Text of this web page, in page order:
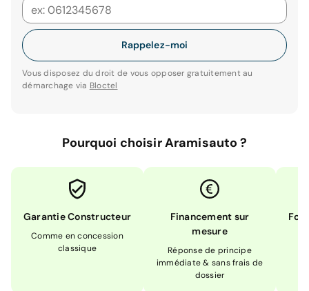
Rappelez-moi
Vous disposez du droit de vous opposer gratuitement au
démarchage via Bloctel
Pourquoi choisir Aramisauto ?
Garantie Constructeur
Comme en concession
classique
Financement sur
mesure
Réponse de principe
immédiate & sans frais de
dossier